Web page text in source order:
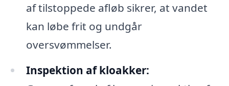
af tilstoppede afløb sikrer, at vandet
kan løbe frit og undgår
oversvømmelser.
Inspektion af kloakker: